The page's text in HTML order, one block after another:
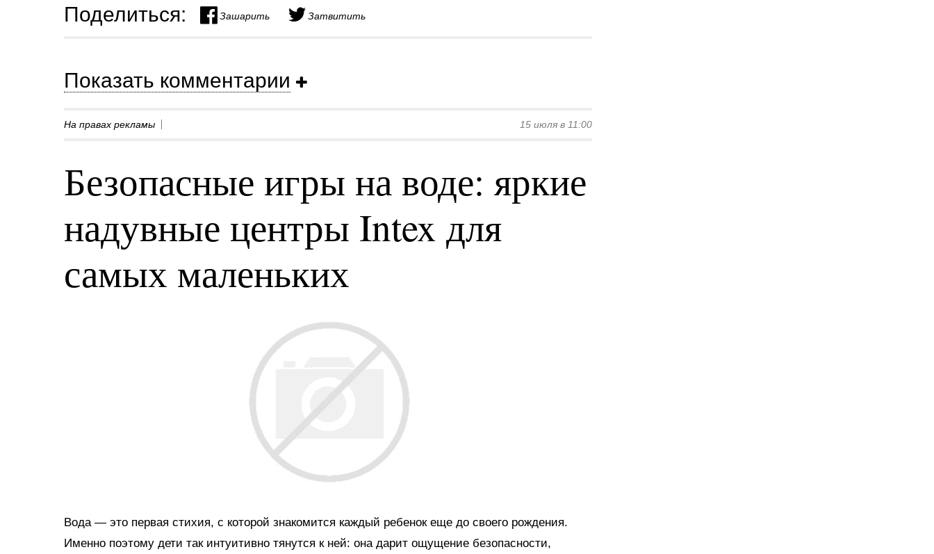
Поделиться: Зашарить Затвитить
Показать комментарии
На правах рекламы 15 июля в 11:00
Безопасные игры на воде: яркие
надувные центры Intex для
самых маленьких
Вода — это первая стихия, с которой знакомится каждый ребенок еще до своего рождения.
Именно поэтому дети так интуитивно тянутся к ней: она дарит ощущение безопасности,